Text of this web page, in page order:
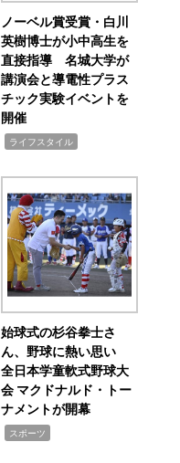
ノーベル賞受賞・白川
英樹博士が小中高生を
直接指導 名城大学が
講演会と導電性プラス
チック実験イベントを
開催
ライフスタイル
始球式の杉谷拳士さ
ん、野球に熱い思い
全日本学童軟式野球大
会 マクドナルド・トー
ナメントが開幕
スポーツ